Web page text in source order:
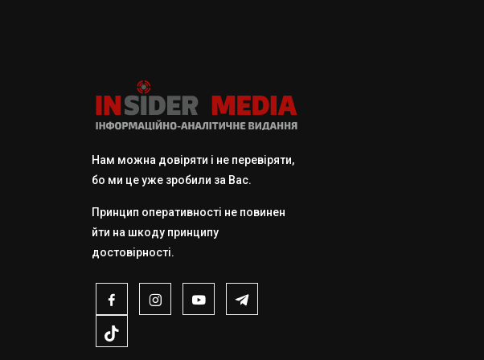
Нам можна довіряти і не перевіряти,
бо ми це уже зробили за Вас.
Принцип оперативності не повинен
йти на шкоду принципу
достовірності.